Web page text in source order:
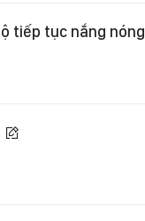
tiếp tục nắng nóng